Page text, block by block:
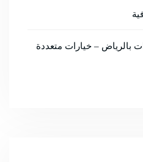
بالرياض – خيارات متعددة